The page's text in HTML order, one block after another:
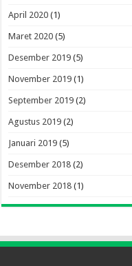
April 2020 (1)
Maret 2020 (5)
Desember 2019 (5)
November 2019 (1)
September 2019 (2)
Agustus 2019 (2)
Januari 2019 (5)
Desember 2018 (2)
November 2018 (1)